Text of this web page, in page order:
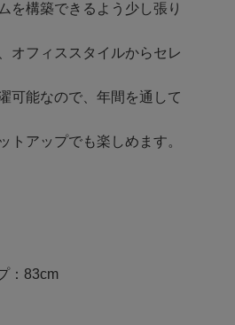
を構築できるよう少し張り
オフィススタイルからセレ
可能なので、年間を通して
トアップでも楽しめます。
：83cm